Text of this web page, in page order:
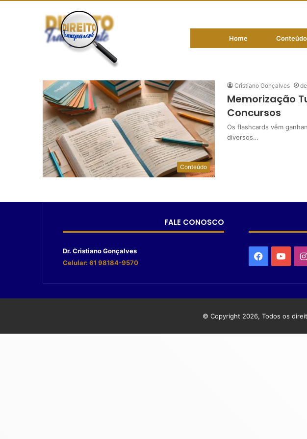
Home
Conteúdo
Cristiano Gonçalves
Memorização
Concursos
Os flashcards vêm
diversos…
FALE CONOSCO
Dr. Cristiano Gonçalves
Celular: 61 98184-9570
© Copyright 2026, Todos os